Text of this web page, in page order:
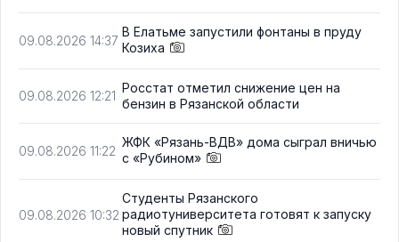
09.08.2026 14:37
В Елатьме запустили фонтаны в пруду
Козиха
09.08.2026 12:21
Росстат отметил снижение цен на
бензин в Рязанской области
09.08.2026 11:22
ЖФК «Рязань-ВДВ» дома сыграл вничью
с «Рубином»
09.08.2026 10:32
Студенты Рязанского
радиотуниверситета готовят к запуску
новый спутник